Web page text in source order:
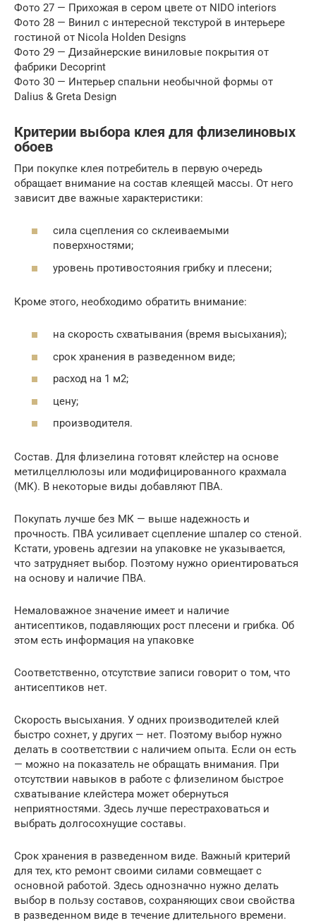
Фото 27 — Прихожая в сером цвете от NIDO interiors
Фото 28 — Винил с интересной текстурой в интерьере
гостиной от Nicola Holden Designs
Фото 29 — Дизайнерские виниловые покрытия от
фабрики Decoprint
Фото 30 — Интерьер спальни необычной формы от
Dalius & Greta Design
Критерии выбора клея для флизелиновых
обоев
При покупке клея потребитель в первую очередь
обращает внимание на состав клеящей массы. От него
зависит две важные характеристики:
сила сцепления со склеиваемыми
поверхностями;
уровень противостояния грибку и плесени;
Кроме этого, необходимо обратить внимание:
на скорость схватывания (время высыхания);
срок хранения в разведенном виде;
расход на 1 м2;
цену;
производителя.
Состав. Для флизелина готовят клейстер на основе
метилцеллюлозы или модифицированного крахмала
(МК). В некоторые виды добавляют ПВА.
Покупать лучше без МК — выше надежность и
прочность. ПВА усиливает сцепление шпалер со стеной.
Кстати, уровень адгезии на упаковке не указывается,
что затрудняет выбор. Поэтому нужно ориентироваться
на основу и наличие ПВА.
Немаловажное значение имеет и наличие
антисептиков, подавляющих рост плесени и грибка. Об
этом есть информация на упаковке
Соответственно, отсутствие записи говорит о том, что
антисептиков нет.
Скорость высыхания. У одних производителей клей
быстро сохнет, у других — нет. Поэтому выбор нужно
делать в соответствии с наличием опыта. Если он есть
— можно на показатель не обращать внимания. При
отсутствии навыков в работе с флизелином быстрое
схватывание клейстера может обернуться
неприятностями. Здесь лучше перестраховаться и
выбрать долгосохнущие составы.
Срок хранения в разведенном виде. Важный критерий
для тех, кто ремонт своими силами совмещает с
основной работой. Здесь однозначно нужно делать
выбор в пользу составов, сохраняющих свои свойства
в разведенном виде в течение длительного времени.